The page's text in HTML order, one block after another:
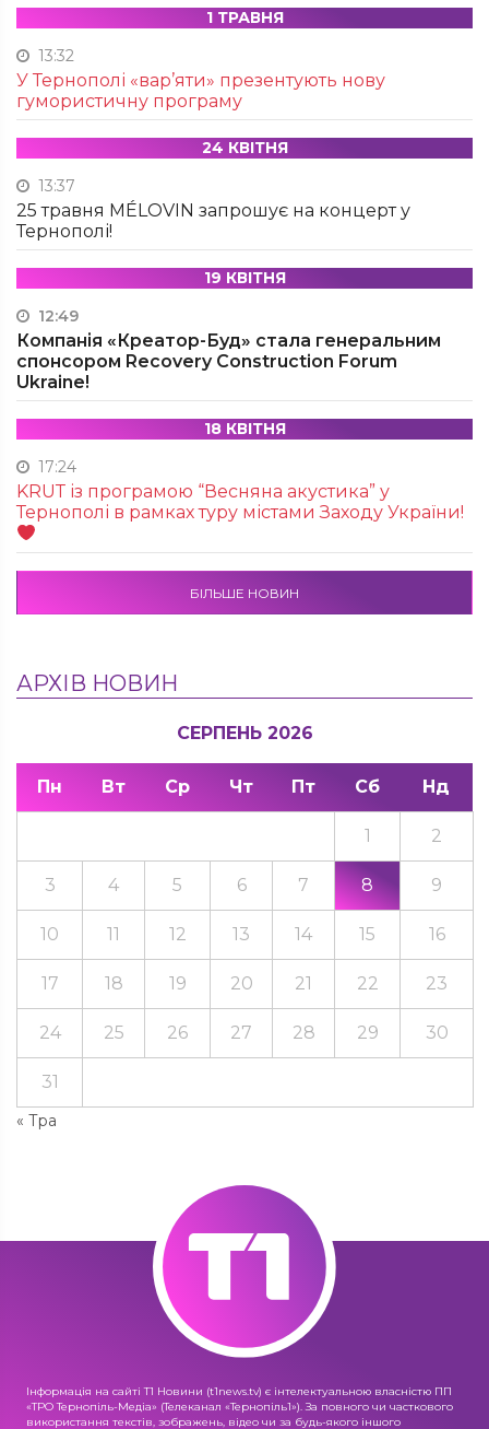
1 ТРАВНЯ
13:32
У Тернополі «вар’яти» презентують нову
гумористичну програму
24 КВІТНЯ
13:37
25 травня MÉLOVIN запрошує на концерт у
Тернополі!
19 КВІТНЯ
12:49
Компанія «Креатор-Буд» стала генеральним
спонсором Recovery Construction Forum
Ukraine!
18 КВІТНЯ
17:24
KRUТ із програмою “Весняна акустика” у
Тернополі в рамках туру містами Заходу України!
БІЛЬШЕ НОВИН
АРХІВ НОВИН
СЕРПЕНЬ 2026
Пн Вт Ср Чт Пт Сб Нд
« Тра
1 2
3 4 5 6 7 8 9
10 11 12 13 14 15 16
17 18 19 20 21 22 23
24 25 26 27 28 29 30
31
Інформація на сайті Т1 Новини (t1news.tv) є інтелектуальною власністю ПП
«ТРО Тернопіль-Медіа» (Телеканал «Тернопіль1»). За повного чи часткового
використання текстів, зображень, відео чи за будь-якого іншого